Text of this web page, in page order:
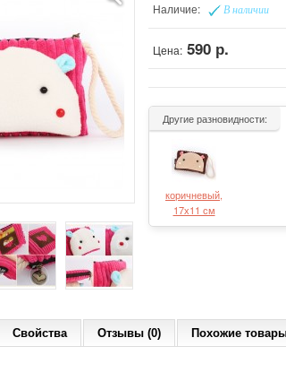
Наличие: В наличии
Цена: 590 р.
Другие разновидности:
коричневый,
17х11 см
Свойства Отзывы (0) Похожие